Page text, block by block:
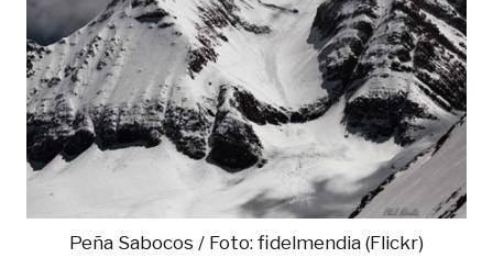
Peña Sabocos / Foto: fidelmendia (Flickr)